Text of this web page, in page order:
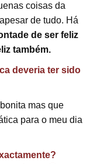
coisas da
de tudo. Há
de ser feliz
também.
deveria ter sido
mas que
para o meu dia